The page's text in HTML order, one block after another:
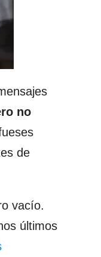
no
de
vacío.
últimos